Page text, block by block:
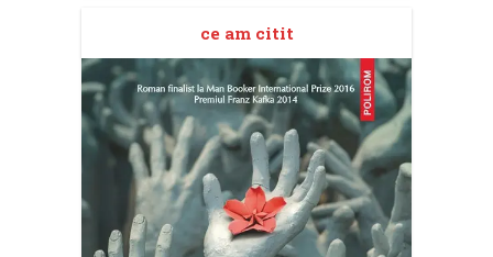
ce am citit